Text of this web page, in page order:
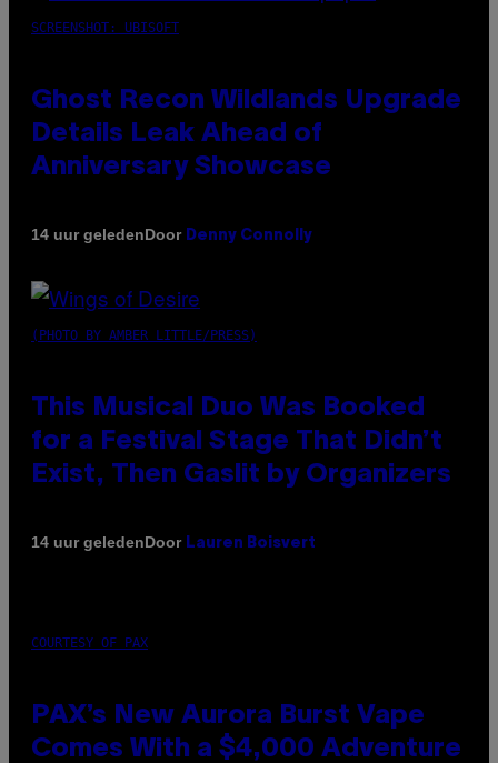
SCREENSHOT: UBISOFT
Ghost Recon Wildlands Upgrade
Details Leak Ahead of
Anniversary Showcase
14 uur geledenDoor Denny Connolly
(PHOTO BY AMBER LITTLE/PRESS)
This Musical Duo Was Booked
for a Festival Stage That Didn’t
Exist, Then Gaslit by Organizers
14 uur geledenDoor Lauren Boisvert
COURTESY OF PAX
PAX’s New Aurora Burst Vape
Comes With a $4,000 Adventure